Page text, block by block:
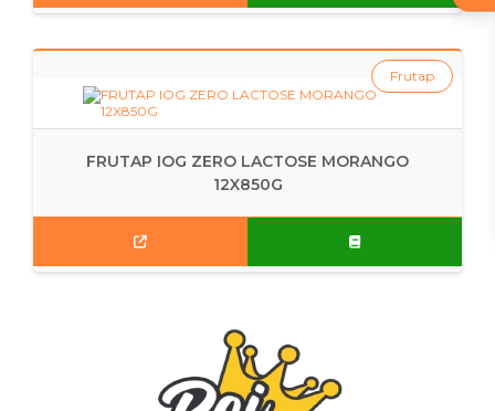
FRUTAP IOG ZERO LACTOSE MORANGO
12X850G
Frutap